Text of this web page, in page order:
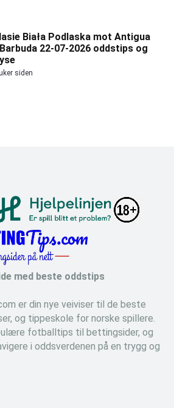
Biała Podlaska mot Antigua
22-07-2026 oddstips og
siden
med beste oddstips
er din nye veiviser til de beste
og tippeskole for norske spillere.
fotballtips til bettingsider, og
i oddsverdenen på en trygg og